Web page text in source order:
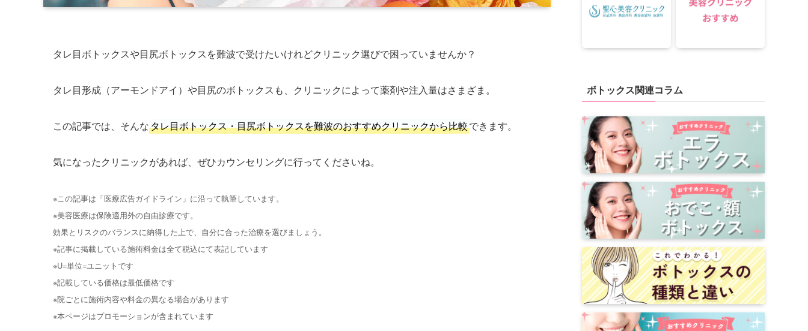
タレ目ボトックスや目尻ボトックスを難波で受けたいけれどクリニック選びで困っていませんか？
タレ目形成（アーモンドアイ）や目尻のボトックスも、クリニックによって薬剤や注入量はさまざま。
この記事では、そんなタレ目ボトックス・目尻ボトックスを難波のおすすめクリニックから比較できます。
気になったクリニックがあれば、ぜひカウンセリングに行ってくださいね。
※この記事は「医療広告ガイドライン」に沿って執筆しています。
※美容医療は保険適用外の自由診療です。
効果とリスクのバランスに納得した上で、自分に合った治療を選びましょう。
※記事に掲載している施術料金は全て税込にて表記しています
※U=単位=ユニットです
※記載している価格は最低価格です
※院ごとに施術内容や料金の異なる場合があります
※本ページはプロモーションが含まれています
ボトックス関連コラム